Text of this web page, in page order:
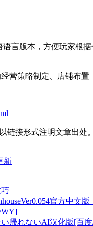
言版本，方便玩家根据
营策略制定、店铺布
链接形式注明文章出处。
新
官方中文版
WY]
帰れないAI汉化版[百